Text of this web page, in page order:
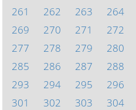
261
262 263 264
269
270 271 272
277
278 279 280
285
286 287 288
293
294 295 296
301
302 303 304